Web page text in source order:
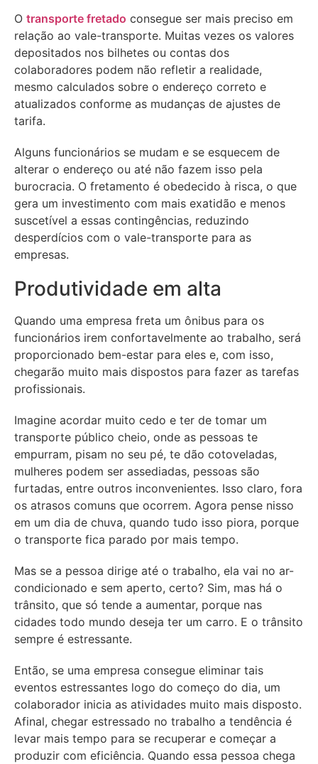
O transporte fretado consegue ser mais preciso em
relação ao vale-transporte. Muitas vezes os valores
depositados nos bilhetes ou contas dos
colaboradores podem não refletir a realidade,
mesmo calculados sobre o endereço correto e
atualizados conforme as mudanças de ajustes de
tarifa.
Alguns funcionários se mudam e se esquecem de
alterar o endereço ou até não fazem isso pela
burocracia. O fretamento é obedecido à risca, o que
gera um investimento com mais exatidão e menos
suscetível a essas contingências, reduzindo
desperdícios com o vale-transporte para as
empresas.
Produtividade em alta
Quando uma empresa freta um ônibus para os
funcionários irem confortavelmente ao trabalho, será
proporcionado bem-estar para eles e, com isso,
chegarão muito mais dispostos para fazer as tarefas
profissionais.
Imagine acordar muito cedo e ter de tomar um
transporte público cheio, onde as pessoas te
empurram, pisam no seu pé, te dão cotoveladas,
mulheres podem ser assediadas, pessoas são
furtadas, entre outros inconvenientes. Isso claro, fora
os atrasos comuns que ocorrem. Agora pense nisso
em um dia de chuva, quando tudo isso piora, porque
o transporte fica parado por mais tempo.
Mas se a pessoa dirige até o trabalho, ela vai no ar-
condicionado e sem aperto, certo? Sim, mas há o
trânsito, que só tende a aumentar, porque nas
cidades todo mundo deseja ter um carro. E o trânsito
sempre é estressante.
Então, se uma empresa consegue eliminar tais
eventos estressantes logo do começo do dia, um
colaborador inicia as atividades muito mais disposto.
Afinal, chegar estressado no trabalho a tendência é
levar mais tempo para se recuperar e começar a
produzir com eficiência. Quando essa pessoa chega